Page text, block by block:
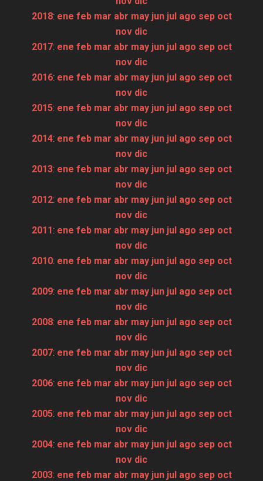
2018: ene feb mar abr may jun jul ago sep oct
nov dic
2017: ene feb mar abr may jun jul ago sep oct
nov dic
2016: ene feb mar abr may jun jul ago sep oct
nov dic
2015: ene feb mar abr may jun jul ago sep oct
nov dic
2014: ene feb mar abr may jun jul ago sep oct
nov dic
2013: ene feb mar abr may jun jul ago sep oct
nov dic
2012: ene feb mar abr may jun jul ago sep oct
nov dic
2011: ene feb mar abr may jun jul ago sep oct
nov dic
2010: ene feb mar abr may jun jul ago sep oct
nov dic
2009: ene feb mar abr may jun jul ago sep oct
nov dic
2008: ene feb mar abr may jun jul ago sep oct
nov dic
2007: ene feb mar abr may jun jul ago sep oct
nov dic
2006: ene feb mar abr may jun jul ago sep oct
nov dic
2005: ene feb mar abr may jun jul ago sep oct
nov dic
2004: ene feb mar abr may jun jul ago sep oct
nov dic
2003: ene feb mar abr may jun jul ago sep oct